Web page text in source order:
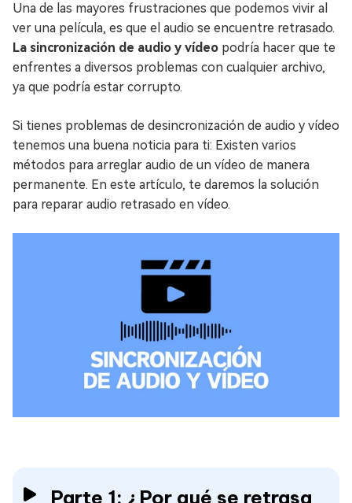
Una de las mayores frustraciones que podemos vivir al
ver una película, es que el audio se encuentre retrasado.
La sincronización de audio y vídeo podría hacer que te
enfrentes a diversos problemas con cualquier archivo,
ya que podría estar corrupto.
Si tienes problemas de desincronización de audio y vídeo
tenemos una buena noticia para ti: Existen varios
métodos para arreglar audio de un vídeo de manera
permanente. En este artículo, te daremos la solución
para reparar audio retrasado en vídeo.
Parte 1: ¿Por qué se retrasa